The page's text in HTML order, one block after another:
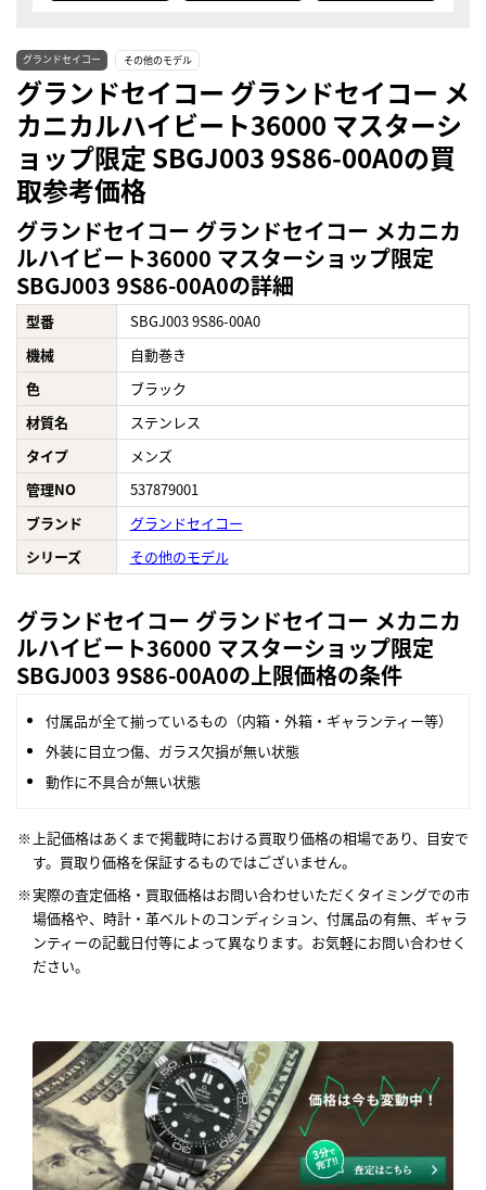
グランドセイコー その他のモデル
グランドセイコー グランドセイコー メ
カニカルハイビート36000 マスターシ
ョップ限定 SBGJ003 9S86-00A0の買
取参考価格
グランドセイコー グランドセイコー メカニカ
ルハイビート36000 マスターショップ限定
SBGJ003 9S86-00A0の詳細
型番
SBGJ003 9S86-00A0
機械
自動巻き
色
ブラック
材質名
ステンレス
タイプ
メンズ
管理NO
537879001
ブランド
グランドセイコー
シリーズ
その他のモデル
グランドセイコー グランドセイコー メカニカ
ルハイビート36000 マスターショップ限定
SBGJ003 9S86-00A0の上限価格の条件
付属品が全て揃っているもの（内箱・外箱・ギャランティー等）
外装に目立つ傷、ガラス欠損が無い状態
動作に不具合が無い状態
上記価格はあくまで掲載時における買取り価格の相場であり、目安で
す。買取り価格を保証するものではございません。
実際の査定価格・買取価格はお問い合わせいただくタイミングでの市
場価格や、時計・革ベルトのコンディション、付属品の有無、ギャラ
ンティーの記載日付等によって異なります。お気軽にお問い合わせく
ださい。